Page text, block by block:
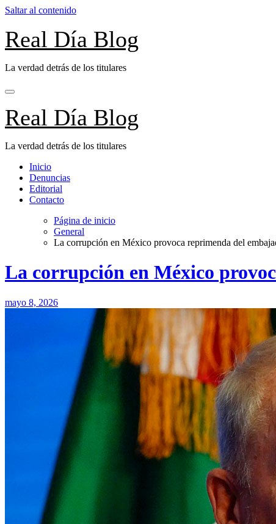
Saltar al contenido
Real Día Blog
La verdad detrás de los titulares
Real Día Blog
La verdad detrás de los titulares
Inicio
Denuncias
Editorial
Contacto
Página de inicio
General
La corrupción en México provoca reprimenda del
La corrupción en México
mayo 8, 2026